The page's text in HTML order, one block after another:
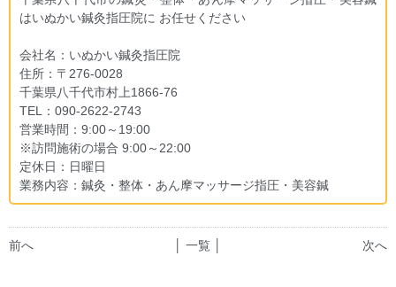
はいぬかい鍼灸指圧院に お任せください
会社名：いぬかい鍼灸指圧院
住所：〒276-0028
千葉県八千代市村上1866-76
TEL：090-2622-2743
営業時間：9:00～19:00
※訪問施術の場合 9:00～22:00
定休日：日曜日
業務内容：鍼灸・整体・あん摩マッサージ指圧・美容鍼
前へ 次へ
│ 一覧 │